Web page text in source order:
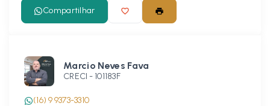
Compartilhar
Marcio Neves Fava
CRECI - 101183F
(16) 9 9373-3310